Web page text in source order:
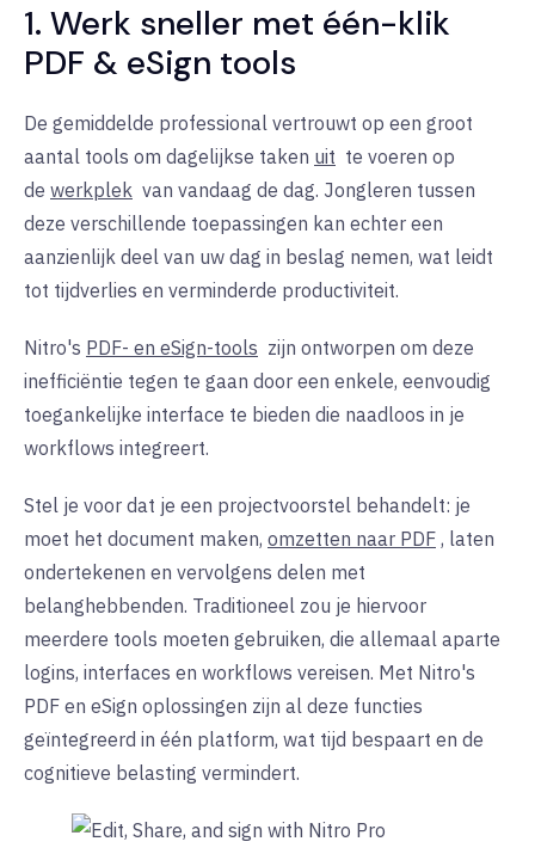
1. Werk sneller met één-klik
PDF & eSign tools
De gemiddelde professional vertrouwt op een groot
aantal tools om dagelijkse taken uit te voeren op
de werkplek van vandaag de dag. Jongleren tussen
deze verschillende toepassingen kan echter een
aanzienlijk deel van uw dag in beslag nemen, wat leidt
tot tijdverlies en verminderde productiviteit.
Nitro's PDF- en eSign-tools zijn ontworpen om deze
inefficiëntie tegen te gaan door een enkele, eenvoudig
toegankelijke interface te bieden die naadloos in je
workflows integreert.
Stel je voor dat je een projectvoorstel behandelt: je
moet het document maken, omzetten naar PDF , laten
ondertekenen en vervolgens delen met
belanghebbenden. Traditioneel zou je hiervoor
meerdere tools moeten gebruiken, die allemaal aparte
logins, interfaces en workflows vereisen. Met Nitro's
PDF en eSign oplossingen zijn al deze functies
geïntegreerd in één platform, wat tijd bespaart en de
cognitieve belasting vermindert.